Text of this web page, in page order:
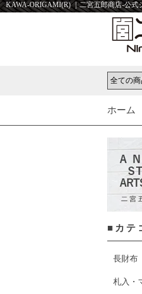
KAWA-ORIGAMI(R) ｜二宮五郎商店-公式
ホーム
■カテ
長財布
札入・